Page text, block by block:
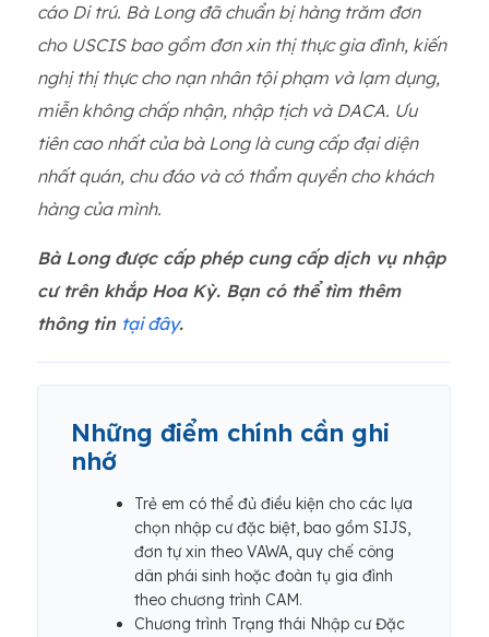
cáo Di trú. Bà Long đã chuẩn bị hàng trăm đơn
cho USCIS bao gồm đơn xin thị thực gia đình, kiến
nghị thị thực cho nạn nhân tội phạm và lạm dụng,
miễn không chấp nhận, nhập tịch và DACA. Ưu
tiên cao nhất của bà Long là cung cấp đại diện
nhất quán, chu đáo và có thẩm quyền cho khách
hàng của mình.
Bà Long được cấp phép cung cấp dịch vụ nhập
cư trên khắp Hoa Kỳ. Bạn có thể tìm thêm
thông tin tại đây.
Những điểm chính cần ghi
nhớ
Trẻ em có thể đủ điều kiện cho các lựa
chọn nhập cư đặc biệt, bao gồm SIJS,
đơn tự xin theo VAWA, quy chế công
dân phái sinh hoặc đoàn tụ gia đình
theo chương trình CAM.
Chương trình Trạng thái Nhập cư Đặc